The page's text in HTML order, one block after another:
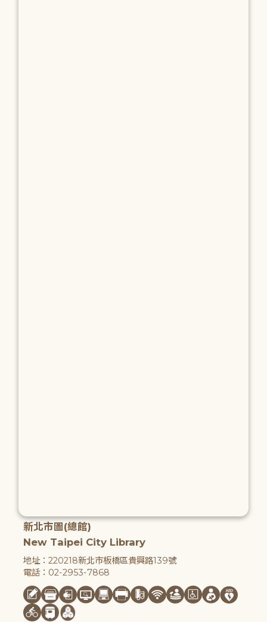
新北市圖(總館)
New Taipei City Library
地址：220218新北市板橋區貴興路139號
電話：02-2953-7868